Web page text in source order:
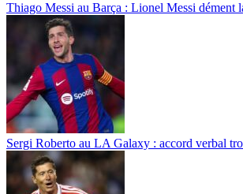
Thiago Messi au Barça : Lionel Messi dément
Sergi Roberto au LA Galaxy : accord verbal